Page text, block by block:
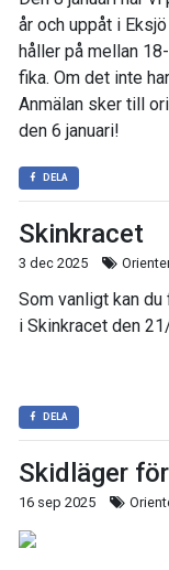
år och uppåt i
håller på mellan
fika. Om det inte
Anmälan sker till
den 6 januari!
DELA
Skinkracet
3 dec 2025
Som vanligt kan
i Skinkracet den
DELA
Skidläger
16 sep 2025